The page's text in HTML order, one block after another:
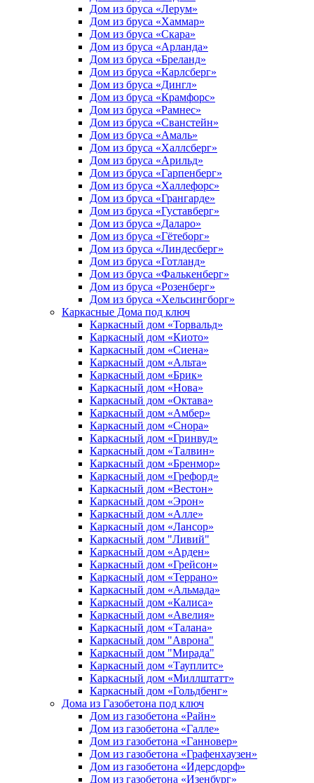
Дом из бруса «Лерум»
Дом из бруса «Хаммар»
Дом из бруса «Скара»
Дом из бруса «Арланда»
Дом из бруса «Бреланд»
Дом из бруса «Карлсберг»
Дом из бруса «Дингл»
Дом из бруса «Крамфорс»
Дом из бруса «Рамнес»
Дом из бруса «Сванстейн»
Дом из бруса «Амаль»
Дом из бруса «Халлсберг»
Дом из бруса «Арильд»
Дом из бруса «Гарпенберг»
Дом из бруса «Халлефорс»
Дом из бруса «Грангарде»
Дом из бруса «Густавберг»
Дом из бруса «Даларо»
Дом из бруса «Гётеборг»
Дом из бруса «Линдесберг»
Дом из бруса «Готланд»
Дом из бруса «Фалькенберг»
Дом из бруса «Розенберг»
Дом из бруса «Хельсингборг»
Каркасные Дома под ключ
Каркасный дом «Торвальд»
Каркасный дом «Киото»
Каркасный дом «Сиена»
Каркасный дом «Альта»
Каркасный дом «Брик»
Каркасный дом «Нова»
Каркасный дом «Октава»
Каркасный дом «Амбер»
Каркасный дом «Снора»
Каркасный дом «Гринвуд»
Каркасный дом «Талвин»
Каркасный дом «Бренмор»
Каркасный дом «Грефорд»
Каркасный дом «Вестон»
Каркасный дом «Эрон»
Каркасный дом «Алле»
Каркасный дом «Лансор»
Каркасный дом "Ливий"
Каркасный дом «Арден»
Каркасный дом «Грейсон»
Каркасный дом «Террано»
Каркасный дом «Альмада»
Каркасный дом «Калиса»
Каркасный дом «Авелия»
Каркасный дом «Талана»
Каркасный дом "Аврона"
Каркасный дом "Мирада"
Каркасный дом «Тауплитс»
Каркасный дом «Миллштатт»
Каркасный дом «Гольдбенг»
Дома из Газобетона под ключ
Дом из газобетона «Райн»
Дом из газобетона «Галле»
Дом из газобетона «Ганновер»
Дом из газобетона «Графенхаузен»
Дом из газобетона «Идерсдорф»
Дом из газобетона «Изенбург»